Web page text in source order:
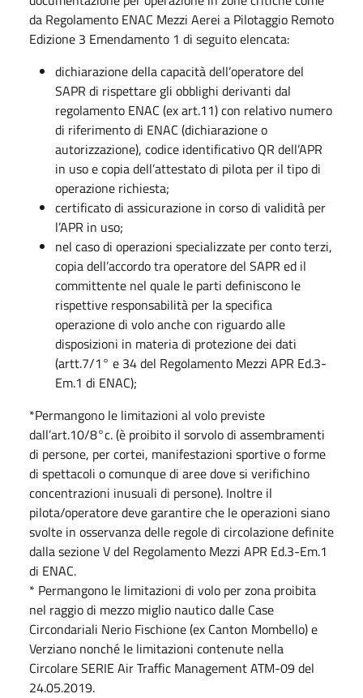
da Regolamento ENAC Mezzi Aerei a Pilotaggio Remoto
Edizione 3 Emendamento 1 di seguito elencata:
dichiarazione della capacità dell’operatore del
SAPR di rispettare gli obblighi derivanti dal
regolamento ENAC (ex art.11) con relativo numero
di riferimento di ENAC (dichiarazione o
autorizzazione), codice identificativo QR dell’APR
in uso e copia dell’attestato di pilota per il tipo di
operazione richiesta;
certificato di assicurazione in corso di validità per
l’APR in uso;
nel caso di operazioni specializzate per conto terzi,
copia dell’accordo tra operatore del SAPR ed il
committente nel quale le parti definiscono le
rispettive responsabilità per la specifica
operazione di volo anche con riguardo alle
disposizioni in materia di protezione dei dati
(artt.7/1° e 34 del Regolamento Mezzi APR Ed.3-
Em.1 di ENAC);
*Permangono le limitazioni al volo previste
dall’art.10/8°c. (è proibito il sorvolo di assembramenti
di persone, per cortei, manifestazioni sportive o forme
di spettacoli o comunque di aree dove si verifichino
concentrazioni inusuali di persone). Inoltre il
pilota/operatore deve garantire che le operazioni siano
svolte in osservanza delle regole di circolazione definite
dalla sezione V del Regolamento Mezzi APR Ed.3-Em.1
di ENAC.
* Permangono le limitazioni di volo per zona proibita
nel raggio di mezzo miglio nautico dalle Case
Circondariali Nerio Fischione (ex Canton Mombello) e
Verziano nonché le limitazioni contenute nella
Circolare SERIE Air Traffic Management ATM-09 del
24.05.2019.